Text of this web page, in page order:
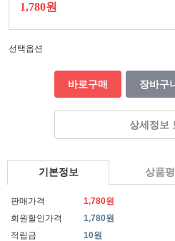
1,780원
선택옵션
바로구매 장바구
상세정보
기본정보 상품평
판매가격
1,780원
회원할인가격
1,780원
적립금
10원